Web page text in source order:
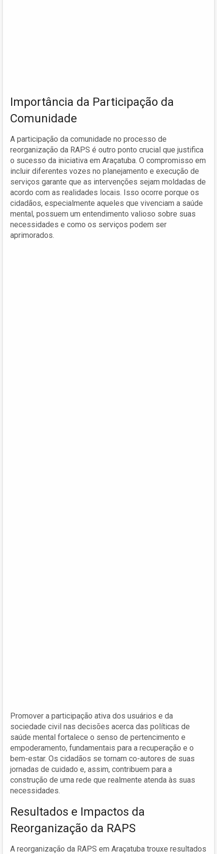
Importância da Participação da
Comunidade
A participação da comunidade no processo de
reorganização da RAPS é outro ponto crucial que justifica
o sucesso da iniciativa em Araçatuba. O compromisso em
incluir diferentes vozes no planejamento e execução de
serviços garante que as intervenções sejam moldadas de
acordo com as realidades locais. Isso ocorre porque os
cidadãos, especialmente aqueles que vivenciam a saúde
mental, possuem um entendimento valioso sobre suas
necessidades e como os serviços podem ser
aprimorados.
Promover a participação ativa dos usuários e da
sociedade civil nas decisões acerca das políticas de
saúde mental fortalece o senso de pertencimento e
empoderamento, fundamentais para a recuperação e o
bem-estar. Os cidadãos se tornam co-autores de suas
jornadas de cuidado e, assim, contribuem para a
construção de uma rede que realmente atenda às suas
necessidades.
Resultados e Impactos da
Reorganização da RAPS
A reorganização da RAPS em Araçatuba trouxe resultados